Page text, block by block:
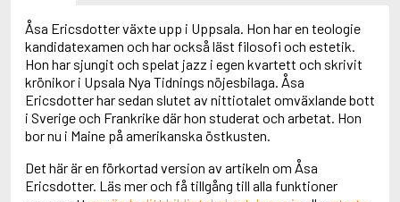
Adolfsson, Evert
Adolfsson, Gunnar
Adolfsson, Josefine
Adolfsson, Maria
Adolphsen, Peter
Åsa Ericsdotter växte upp i Uppsala. Hon har en teologie
kandidatexamen och har också läst filosofi och estetik.
Hon har sjungit och spelat jazz i egen kvartett och skrivit
krönikor i Upsala Nya Tidnings nöjesbilaga. Åsa
Ericsdotter har sedan slutet av nittiotalet omväxlande bott
i Sverige och Frankrike där hon studerat och arbetat. Hon
bor nu i Maine på amerikanska östkusten.
Det här är en förkortad version av artikeln om Åsa
Ericsdotter. Läs mer och få tillgång till alla funktioner